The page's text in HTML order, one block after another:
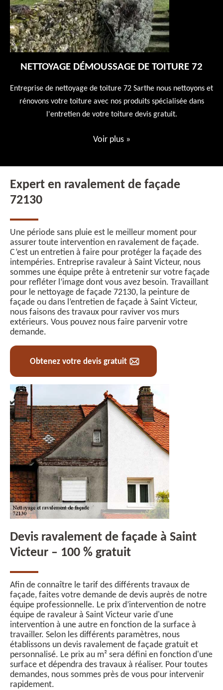
NETTOYAGE DÉMOUSSAGE DE TOITURE 72
Entreprise de nettoyage de toiture 72 Sarthe nous nettoyons et
rénovons votre toiture avec nos produits spécialisée dans
l'entretien de votre toiture devis gratuit.
Voir plus »
Expert en ravalement de façade
72130
Une période sans pluie est le meilleur moment pour
assurer toute intervention en ravalement de façade.
C’est un entretien à faire pour protéger la façade des
intempéries. Entreprise ravaleur à Saint Victeur, nous
sommes une équipe prête à entretenir sur votre façade
pour refléter l’image dont vous avez besoin. Travaillant
pour le nettoyage de façade 72130, la peinture de
façade ou dans l’entretien de façade à Saint Victeur,
nous faisons des travaux pour raviver vos murs
extérieurs. Vous pouvez nous faire parvenir votre
demande.
Obtenez votre devis gratuit
Devis ravalement de façade à Saint
Victeur – 100 % gratuit
Afin de connaître le tarif des différents travaux de
façade, faites votre demande de devis auprès de notre
équipe professionnelle. Le prix d’intervention de notre
équipe de ravaleur à Saint Victeur varie d'une
intervention à une autre en fonction de la surface à
travailler. Selon les différents paramètres, nous
établissons un devis ravalement de façade gratuit et
personnalisé. Le prix au m² sera défini en fonction d'une
surface et dépendra des travaux à réaliser. Pour toutes
demandes, nous sommes près de vous pour intervenir
rapidement.